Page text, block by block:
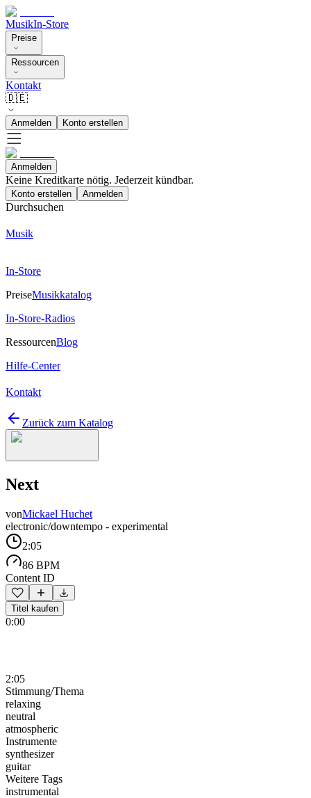
MusikIn-Store
Preise
Ressourcen
Kontakt
🇩🇪
Anmelden Konto erstellen
Anmelden
Keine Kreditkarte nötig. Jederzeit kündbar.
Konto erstellen Anmelden
Durchsuchen
Musik
In-Store
PreiseMusikkatalog
In-Store-Radios
RessourcenBlog
Hilfe-Center
Kontakt
Zurück zum Katalog
Next
vonMickael Huchet
electronic/downtempo - experimental
2:05
86 BPM
Content ID
Titel kaufen
0:00
2:05
Stimmung/Thema
relaxing
neutral
atmospheric
Instrumente
synthesizer
guitar
Weitere Tags
instrumental